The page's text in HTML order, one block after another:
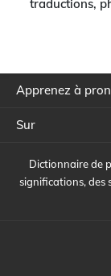
traductions,
Apprenez à
Sur
Dictionnaire de
significations, des